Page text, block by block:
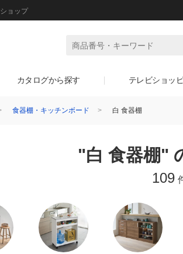
ョップ
カタログから探す テレビショッ
食器棚・キッチンボード 白 食器棚
"白 食器棚"
109